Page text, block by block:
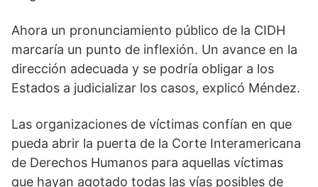
Ahora un pronunciamiento público de la CIDH
marcaría un punto de inflexión. Un avance en la
dirección adecuada y se podría obligar a los
Estados a judicializar los casos, explicó Méndez.
Las organizaciones de víctimas confían en que
pueda abrir la puerta de la Corte Interamericana
de Derechos Humanos para aquellas víctimas
que hayan agotado todas las vías posibles de